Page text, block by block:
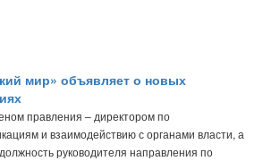
мир» объявляет о новых
правления – директором по
и взаимодействию с органами власти, а
руководителя направления по